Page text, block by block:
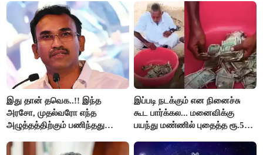
இது தான் தவெக..!! இந்த
அரசோ, முதல்வரோ எந்த
அழுத்தத்திற்கும் பணிந்தது
அருண்ராஜ்..!
இப்படி நடக்கும் என நினைச்சு
கூட பார்க்கல... மனைவிக்கு
பயந்து மண்ணில் புதைத்த ரூ.5